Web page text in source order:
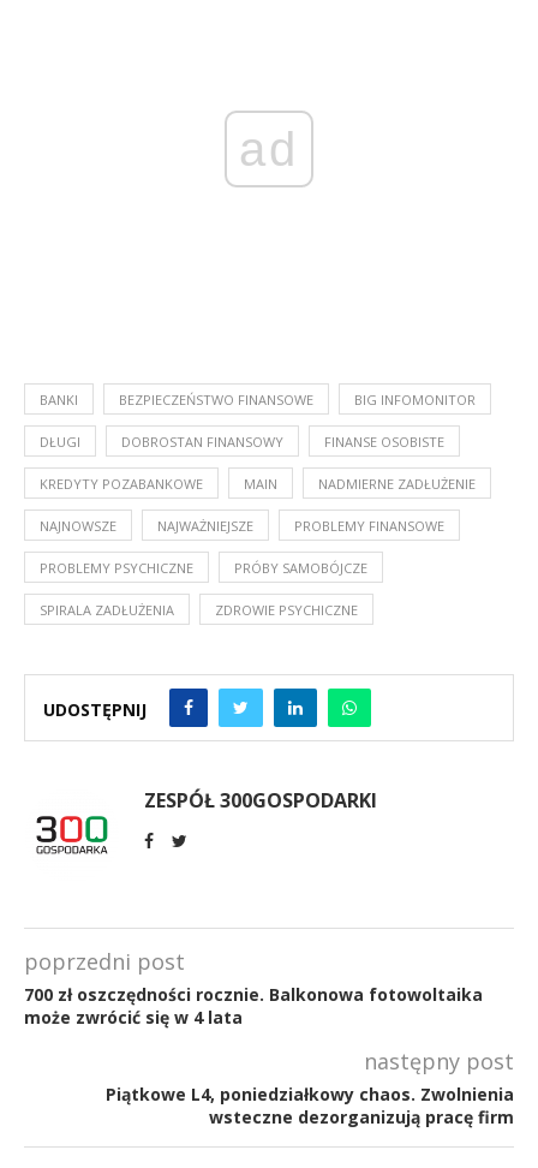
ad
BANKI BEZPIECZEŃSTWO FINANSOWE BIG INFOMONITOR
DŁUGI DOBROSTAN FINANSOWY FINANSE OSOBISTE
KREDYTY POZABANKOWE MAIN NADMIERNE ZADŁUŻENIE
NAJNOWSZE NAJWAŻNIEJSZE PROBLEMY FINANSOWE
PROBLEMY PSYCHICZNE PRÓBY SAMOBÓJCZE
SPIRALA ZADŁUŻENIA ZDROWIE PSYCHICZNE
UDOSTĘPNIJ
ZESPÓŁ 300GOSPODARKI
poprzedni post
700 zł oszczędności rocznie. Balkonowa fotowoltaika
może zwrócić się w 4 lata
następny post
Piątkowe L4, poniedziałkowy chaos. Zwolnienia
wsteczne dezorganizują pracę firm